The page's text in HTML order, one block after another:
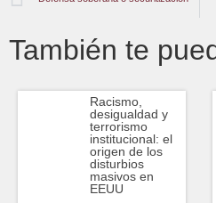
También te
Racismo,
desigualdad y
terrorismo
institucional: el
origen de los
disturbios
masivos en
EEUU